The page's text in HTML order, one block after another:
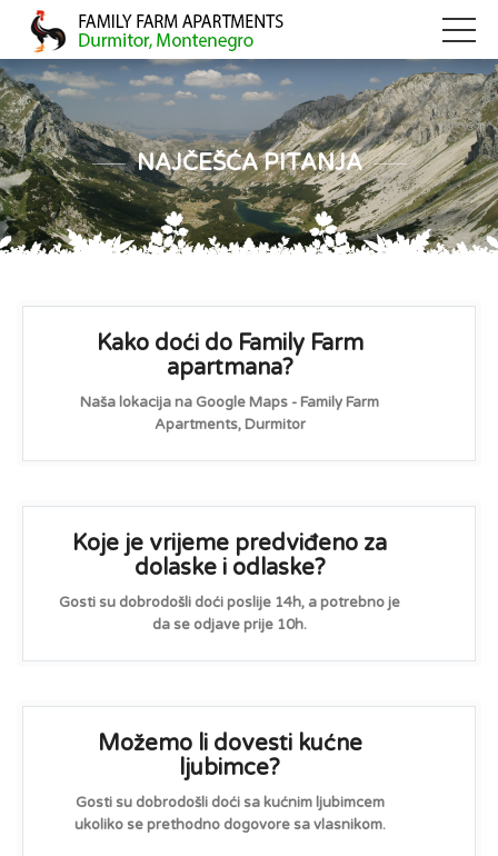
NAJČEŠĆA PITANJA
Kako doći do Family Farm
apartmana?
Naša lokacija na Google Maps - Family Farm
Apartments, Durmitor
Koje je vrijeme predviđeno za
dolaske i odlaske?
Gosti su dobrodošli doći poslije 14h, a potrebno je
da se odjave prije 10h.
Možemo li dovesti kućne
ljubimce?
Gosti su dobrodošli doći sa kućnim ljubimcem
ukoliko se prethodno dogovore sa vlasnikom.